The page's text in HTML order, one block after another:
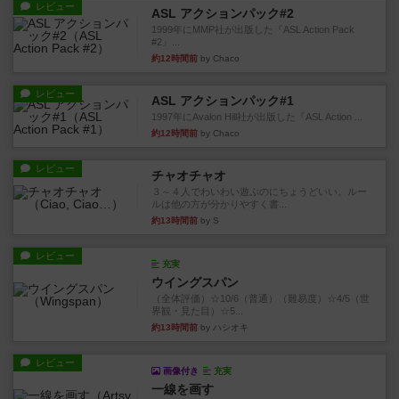
レビュー ASL アクションパック#2
1999年にMMP社が出版した『ASL Action Pack
#2』...
約12時間前 by Chaco
レビュー ASL アクションパック#1
1997年にAvalon Hill社が出版した『ASL Action ...
約12時間前 by Chaco
レビュー チャオチャオ
３～４人でわいわい遊ぶのにちょうどいい。ルー
ルは他の方が分かりやすく書...
約13時間前 by S
レビュー
充実
ウイングスパン
（全体評価）☆10/6（普通）（難易度）☆4/5（世
界観・見た目）☆5...
約13時間前 by ハシオキ
レビュー
画像付き 充実
一線を画す